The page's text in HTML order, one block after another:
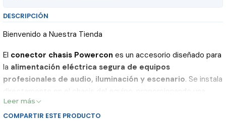
DESCRIPCIÓN
Bienvenido a Nuestra Tienda
El conector chasis Powercon es un accesorio diseñado para
la alimentación eléctrica segura de equipos
profesionales de audio, iluminación y escenario. Se instala
directamente en el chasis del equipo, proporcionando una
conexión firme, confiable y resistente
desconexiones accidentales durante el uso.
Leer más
COMPARTIR ESTE PRODUCTO